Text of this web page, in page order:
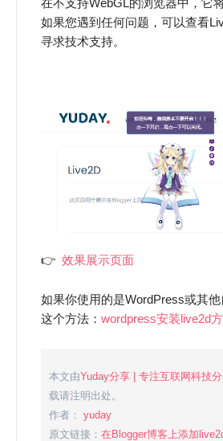
在不支持WebGL的浏览器中，它
如果您遇到任何问题，可以查看
寻求技术支持。
👉 效果展示页面
如果你使用的是WordPress或其
这个方法： wordpress安装live2d
本文由Yuday分享 | 专注互联网科技
载请注明出处。
作者： yuday
原文链接： 在Blogger博客上添加